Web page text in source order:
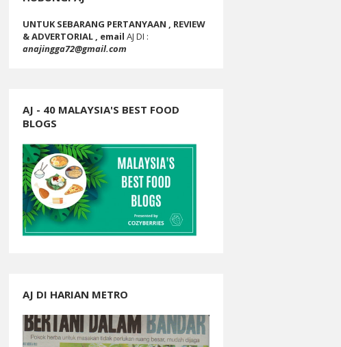
UNTUK SEBARANG PERTANYAAN , REVIEW
& ADVERTORIAL , email AJ DI :
anajingga72@gmail.com
AJ - 40 MALAYSIA'S BEST FOOD
BLOGS
AJ DI HARIAN METRO